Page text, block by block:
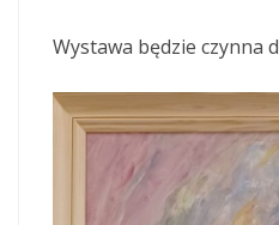
Wystawa będzie czynna